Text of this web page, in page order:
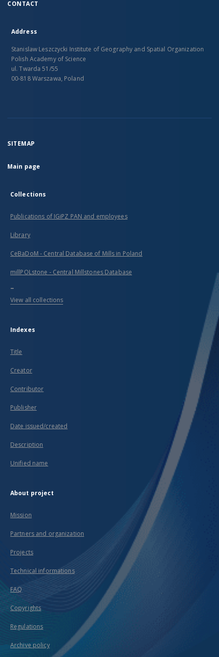
CONTACT
Address
Stanislaw Leszczycki Institute of Geography and Spatial Organization
Polish Academy of Science
ul. Twarda 51/55
00-818 Warszawa, Poland
SITEMAP
Main page
Collections
Publications of IGiPZ PAN and employees
Library
CeBaDoM - Central Database of Mills in Poland
millPOLstone - Central Millstones Database
...
View all collections
Indexes
Title
Creator
Contributor
Publisher
Date issued/created
Description
Unified name
About project
Mission
Partners and organization
Projects
Technical informations
FAQ
Copyrights
Regulations
Archive policy